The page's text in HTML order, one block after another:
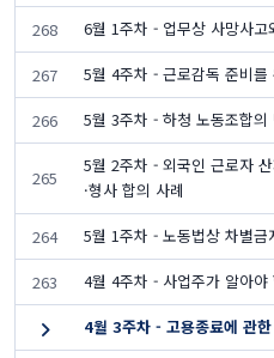
268 6월 1주차 - 업무상 사망사고
267 5월 4주차 - 근로감독 준비
266 5월 3주차 - 하청 노동조합의
265
5월 2주차 - 외국인 근로자
·형사 합의 사례
264 5월 1주차 - 노동법상 차별금
263
4월 4주차 - 사업주가 알아야
4월 3주차 - 고용종료에 관